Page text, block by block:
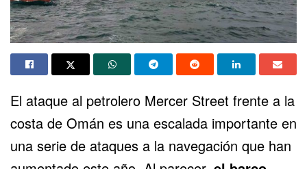
El ataque al petrolero Mercer Street frente a la
costa de Omán es una escalada importante en
una serie de ataques a la navegación que han